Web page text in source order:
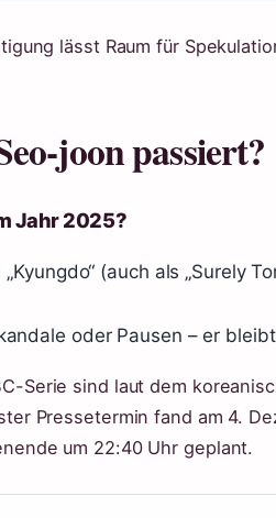
lässt Raum für
joon passiert?
Jahr 2025?
(auch als „Surely
oder Pausen – er
Serie sind laut dem
Pressetermin fand am 4.
um 22:40 Uhr geplant.